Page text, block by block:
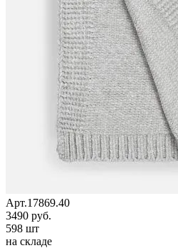
Арт.17869.40
3490 руб.
598 шт
на складе